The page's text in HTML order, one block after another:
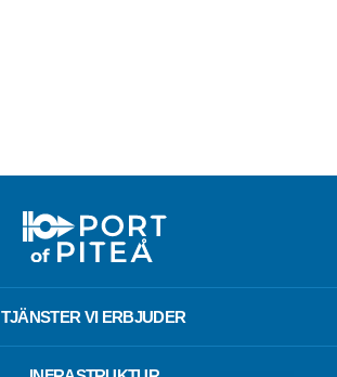
TJÄNSTER VI ERBJUDER